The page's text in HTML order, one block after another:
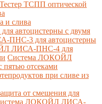
Тестер ТСПП оптической
и слива
автоцистерны с двумя
3 для автоцистерны
ЛИСА-ПНС-4 для
Система ЛОКОЙЛ
отсеками
при сливе из
от смешения для
ЛОКОЙЛ ЛИСА-